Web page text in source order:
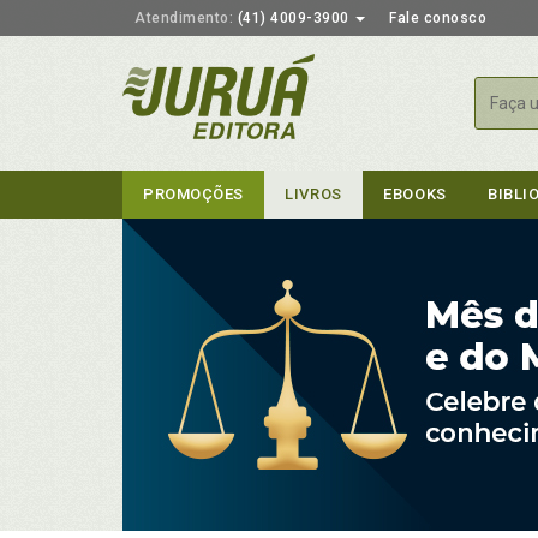
Atendimento: (41) 4009-3900 Fale conosco
PROMOÇÕES LIVROS EBOOKS